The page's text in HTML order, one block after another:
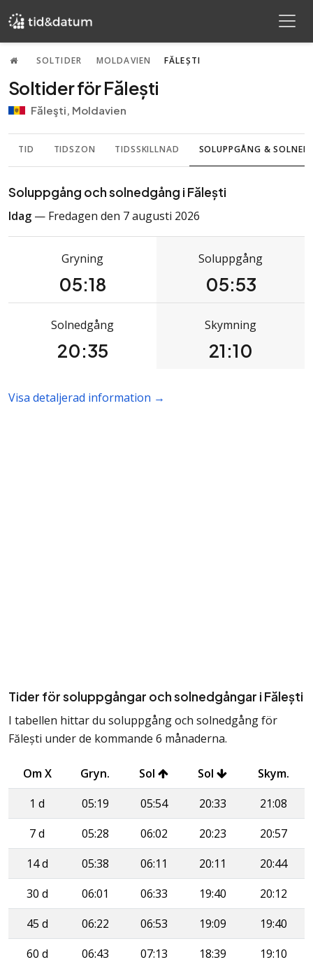
SOLTIDER MOLDAVIEN FĂLEȘTI
Soltider för Fălești
Făleşti, Moldavien
TID TIDSZON TIDSSKILLNAD SOLUPPGÅNG &
Soluppgång och solnedgång i Fălești
Idag — Fredagen den 7 augusti 2026
Gryning
05:18
Soluppgång
05:53
Solnedgång
20:35
Skymning
21:10
Visa detaljerad information →
Tider för soluppgångar och solnedgångar i Fălești
I tabellen hittar du soluppgång och solnedgång för
Fălești under de kommande 6 månaderna.
Om X Gryn. Sol Sol
Skym.
1 d
05:19 05:54 20:33
21:08
7 d
05:28 06:02 20:23
20:57
14 d
05:38 06:11 20:11
20:44
30 d
06:01 06:33 19:40
20:12
45 d
06:22 06:53 19:09
19:40
60 d
06:43 07:13 18:39
19:10